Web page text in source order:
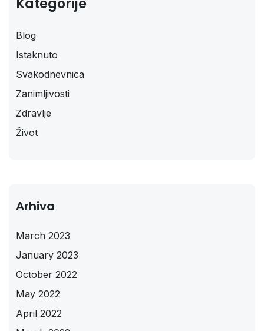
Kategorije
Blog
Istaknuto
Svakodnevnica
Zanimljivosti
Zdravlje
Život
Arhiva
March 2023
January 2023
October 2022
May 2022
April 2022